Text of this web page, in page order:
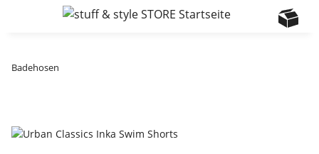
Badehosen